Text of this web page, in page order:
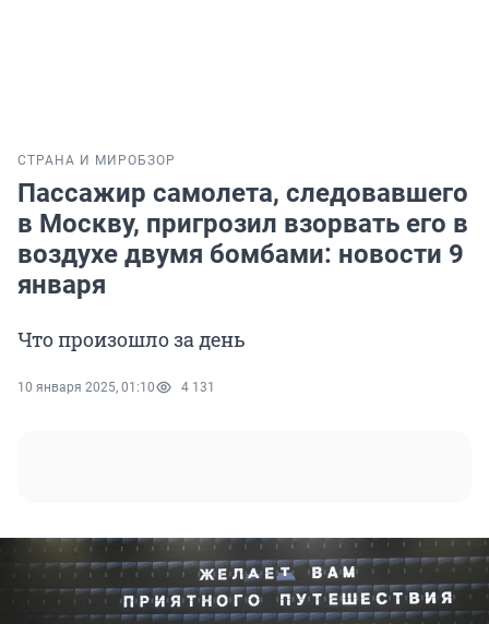
СТРАНА И МИРОБЗОР
Пассажир самолета, следовавшего
в Москву, пригрозил взорвать его в
воздухе двумя бомбами: новости 9
января
Что произошло за день
10 января 2025, 01:10 4 131